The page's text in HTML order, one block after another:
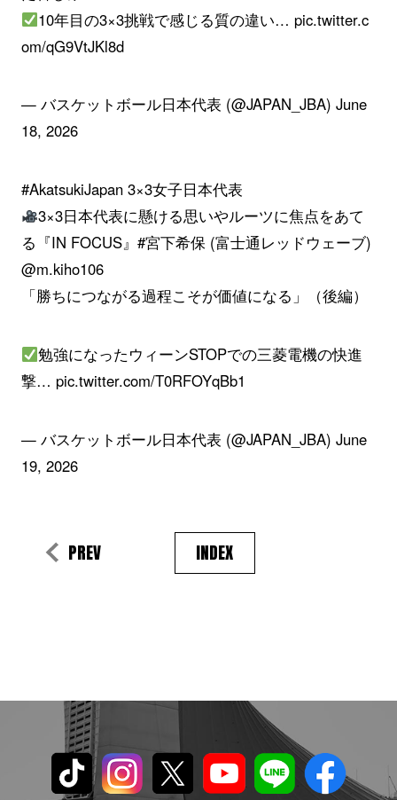
10年目の3×3挑戦で感じる質の違い… pic.twitter.c
om/qG9VtJKl8d
— バスケットボール日本代表 (@JAPAN_JBA) June
18, 2026
#AkatsukiJapan3×3女子日本代表
3×3日本代表に懸ける思いやルーツに焦点をあて
る『IN FOCUS』 #宮下希保(富士通レッドウェーブ)
@m.kiho106
「勝ちにつながる過程こそが価値になる」（後編）
勉強になったウィーンSTOPでの三菱電機の快進
撃… pic.twitter.com/T0RFOYqBb1
— バスケットボール日本代表 (@JAPAN_JBA) June
19, 2026
PREV INDEX